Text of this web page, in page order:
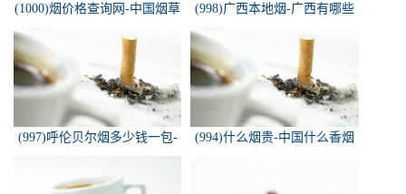
(1000)烟价格查询网-中国烟草
(998)广西本地烟-广西有哪些
(997)呼伦贝尔烟多少钱一包-
白色的呼伦贝尔香烟多少钱一
(994)什么烟贵-中国什么香烟